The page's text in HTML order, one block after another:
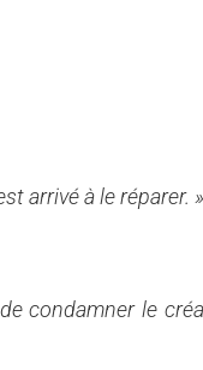
arrivé à le réparer. »
condamner le